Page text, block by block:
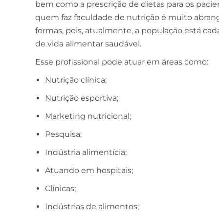
bem como a prescrição de dietas para os
quem faz faculdade de nutrição é muito
formas, pois, atualmente, a população está
de vida alimentar saudável.
Esse profissional pode atuar em áreas como:
Nutrição clínica;
Nutrição esportiva;
Marketing nutricional;
Pesquisa;
Indústria alimentícia;
Atuando em hospitais;
Clínicas;
Indústrias de alimentos;